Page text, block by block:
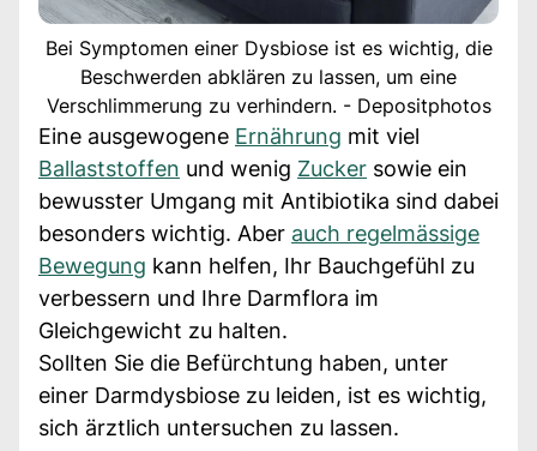
Bei Symptomen einer Dysbiose ist es wichtig, die
Beschwerden abklären zu lassen, um eine
Verschlimmerung zu verhindern. - Depositphotos
Eine ausgewogene Ernährung mit viel
Ballaststoffen und wenig Zucker sowie ein
bewusster Umgang mit Antibiotika sind dabei
besonders wichtig. Aber auch regelmässige
Bewegung kann helfen, Ihr Bauchgefühl zu
verbessern und Ihre Darmflora im
Gleichgewicht zu halten.
Sollten Sie die Befürchtung haben, unter
einer Darmdysbiose zu leiden, ist es wichtig,
sich ärztlich untersuchen zu lassen.